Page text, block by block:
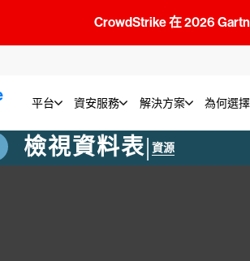
CrowdStrike 在 2026
平台 資安服務 解決方案 為何選
檢視資料表| 資源